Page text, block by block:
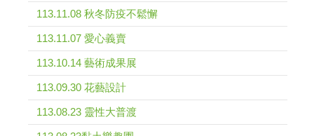
113.11.08 秋冬防疫不鬆懈
113.11.07 愛心義賣
113.10.14 藝術成果展
113.09.30 花藝設計
113.08.23 靈性大普渡